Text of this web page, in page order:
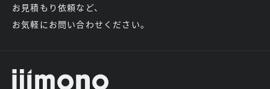
お見積もり依頼など、
お気軽にお問い合わせください。